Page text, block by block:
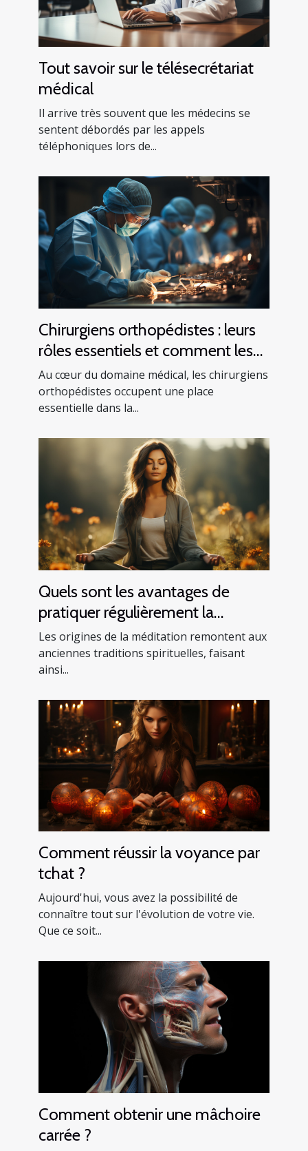
Tout savoir sur le télésecrétariat
médical
Il arrive très souvent que les médecins se
sentent débordés par les appels
téléphoniques lors de...
Chirurgiens orthopédistes : leurs
rôles essentiels et comment les
trouver
Au cœur du domaine médical, les chirurgiens
orthopédistes occupent une place
essentielle dans la...
Quels sont les avantages de
pratiquer régulièrement la
méditation ?
Les origines de la méditation remontent aux
anciennes traditions spirituelles, faisant
ainsi...
Comment réussir la voyance par
tchat ?
Aujourd'hui, vous avez la possibilité de
connaître tout sur l'évolution de votre vie.
Que ce soit...
Comment obtenir une mâchoire
carrée ?